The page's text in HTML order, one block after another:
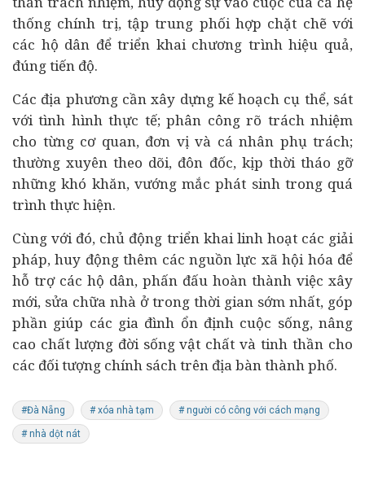
thống chính trị, tập trung phối hợp chặt chẽ với
các hộ dân để triển khai chương trình hiệu quả,
đúng tiến độ.
Các địa phương cần xây dựng kế hoạch cụ thể, sát
với tình hình thực tế; phân công rõ trách nhiệm
cho từng cơ quan, đơn vị và cá nhân phụ trách;
thường xuyên theo dõi, đôn đốc, kịp thời tháo gỡ
những khó khăn, vướng mắc phát sinh trong quá
trình thực hiện.
Cùng với đó, chủ động triển khai linh hoạt các giải
pháp, huy động thêm các nguồn lực xã hội hóa để
hỗ trợ các hộ dân, phấn đấu hoàn thành việc xây
mới, sửa chữa nhà ở trong thời gian sớm nhất, góp
phần giúp các gia đình ổn định cuộc sống, nâng
cao chất lượng đời sống vật chất và tinh thần cho
các đối tượng chính sách trên địa bàn thành phố.
#Đà Nẵng # xóa nhà tạm # người có công với cách mạng
# nhà dột nát